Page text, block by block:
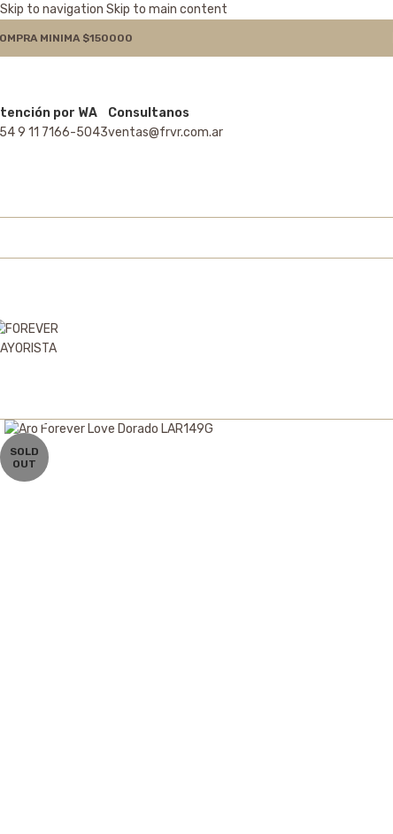
Skip to navigation Skip to main content
MINIMA $150000
por WA
9 11 7166-5043
Consultanos
ventas@frvr.com.ar
SOLD
OUT